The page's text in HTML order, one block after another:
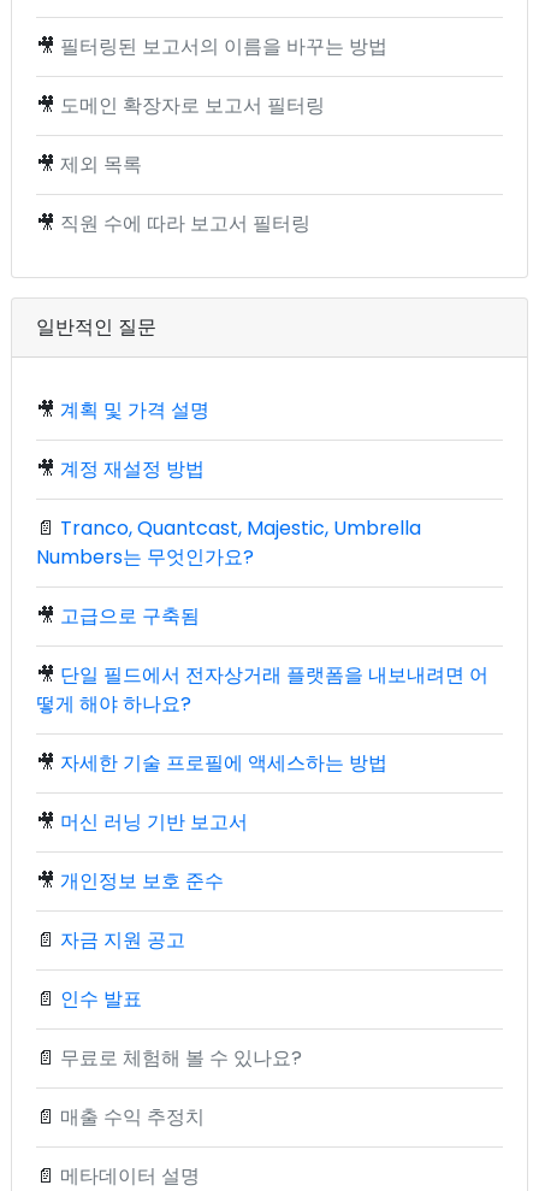
🎥 필터링된 보고서의 이름을 바꾸는 방법
🎥 도메인 확장자로 보고서 필터링
🎥 제외 목록
🎥 직원 수에 따라 보고서 필터링
일반적인 질문
🎥 계획 및 가격 설명
🎥 계정 재설정 방법
📄 Tranco, Quantcast, Majestic, Umbrella
Numbers는 무엇인가요?
🎥 고급으로 구축됨
🎥 단일 필드에서 전자상거래 플랫폼을 내보내려면 어
떻게 해야 하나요?
🎥 자세한 기술 프로필에 액세스하는 방법
🎥 머신 러닝 기반 보고서
🎥 개인정보 보호 준수
📄 자금 지원 공고
📄 인수 발표
📄 무료로 체험해 볼 수 있나요?
📄 매출 수익 추정치
📄 메타데이터 설명